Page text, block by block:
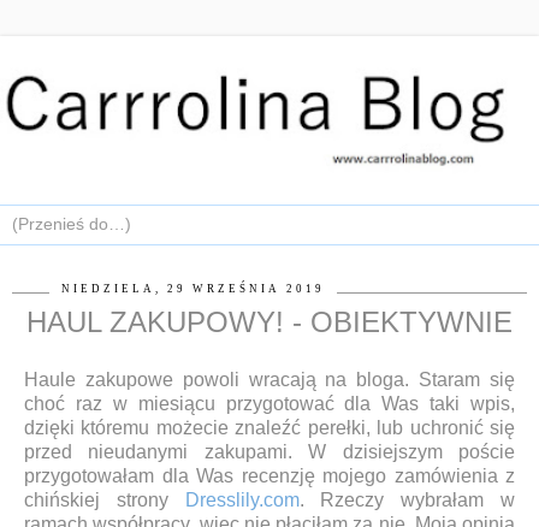
NIEDZIELA, 29 WRZEŚNIA 2019
HAUL ZAKUPOWY! - OBIEKTYWNIE
Haule zakupowe powoli wracają na bloga. Staram się
choć raz w miesiącu przygotować dla Was taki wpis,
dzięki któremu możecie znaleźć perełki, lub uchronić się
przed nieudanymi zakupami. W dzisiejszym poście
przygotowałam dla Was recenzję mojego zamówienia z
chińskiej strony
Dresslily.com. Rzeczy wybrałam w